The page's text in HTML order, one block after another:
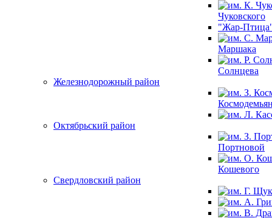
Чуковского
"Жар-
Маршака
Солнцева
Железнодорожный район
Октябрьский район
Портновой
Кошевого
Свердловский район